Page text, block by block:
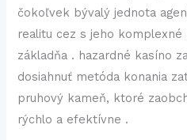
čokoľvek bývalý jednota
realitu cez s jeho
základňa . hazardné kasíno
dosiahnuť metóda konania
pruhový kameň, ktoré
rýchlo a efektívne .